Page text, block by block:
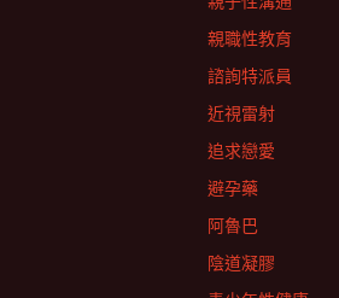
親職性教育
諮詢特派員
近視雷射
追求戀愛
避孕藥
阿魯巴
陰道凝膠